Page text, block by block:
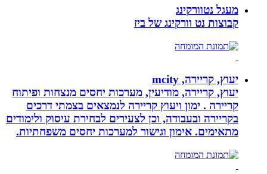
מעגל נטוורקינג
קבוצות נט וורקינג של ביז
יעוץ, קריירה, mcity
יעוץ, קריירה, מודיעין, מערכות יחסים מנצחות ופיתוח
קריירה . ימון ויעוץ קריירה לנמצאים בצמתי דרכים
בקריירה ובעבודה, וכן לצעירים לבחירת עיסוק ולימודים
מתאימים. אימון וגישור למערכות יחסים משפחתיות.